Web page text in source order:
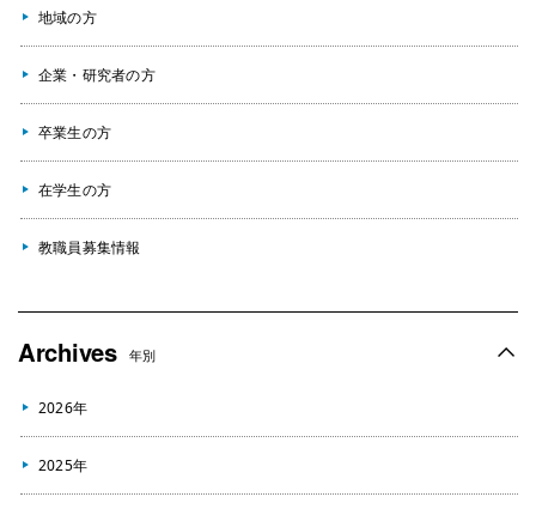
地域の方
企業・研究者の方
卒業生の方
在学生の方
教職員募集情報
Archives 年別
2026年
2025年